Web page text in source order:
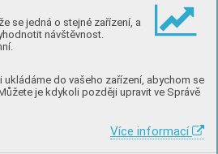
se jedná o stejné zařízení, a
návštěvnost.
ukládáme do vašeho zařízení, abychom se
je kdykoli později upravit ve Správě
Více informací